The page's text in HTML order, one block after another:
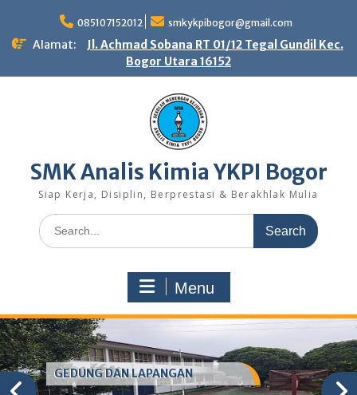
content
085107152012 smkykpibogor@gmail.com
Alamat:
Jl. Achmad Sobana RT 01/12 Tegal Gundil Kec.
Bogor Utara 16152
SMK Analis Kimia YKPI Bogor
Siap Kerja, Disiplin, Berprestasi & Berakhlak Mulia
Search
for:
Menu
GEDUNG DAN LAPANGAN